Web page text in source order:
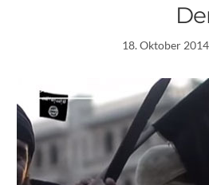
18. Oktober 2014